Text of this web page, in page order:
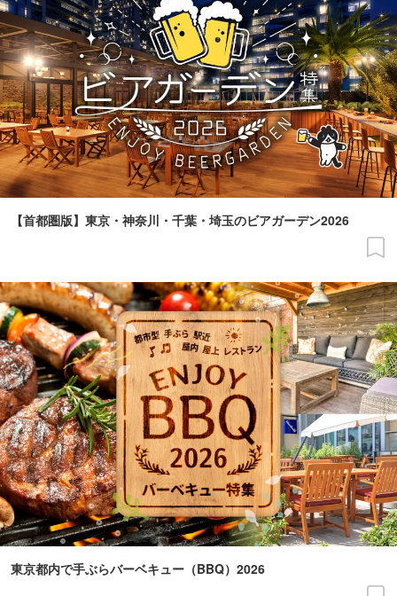
【首都圏版】東京・神奈川・千葉・埼玉のビアガーデン2026
東京都内で手ぶらバーベキュー（BBQ）2026